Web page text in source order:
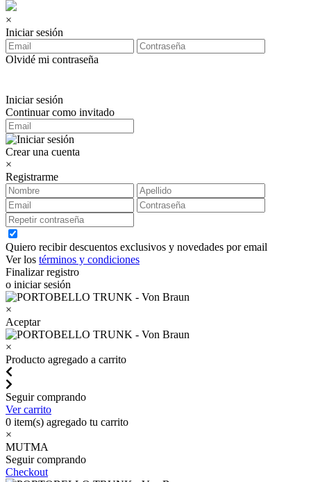
×
Iniciar sesión
Olvidé mi contraseña
Iniciar sesión
Continuar como invitado
Crear una cuenta
×
Registrarme
Quiero recibir descuentos exclusivos y novedades por email
Ver los términos y condiciones
Finalizar registro
o iniciar sesión
×
Aceptar
×
Producto agregado a carrito
Seguir comprando
Ver carrito
0 item(s) agregado tu carrito
×
MUTMA
Seguir comprando
Checkout